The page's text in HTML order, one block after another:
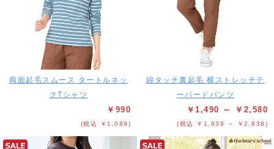
両面起毛スムース タートルネッ
クTシャツ
￥990
(税込 ￥1,089)
綿タッチ裏起毛 横ストレッチテ
ーパードパンツ
￥1,490 ～ ￥2,580
(税込 ￥1,639 ～ ￥2,838)